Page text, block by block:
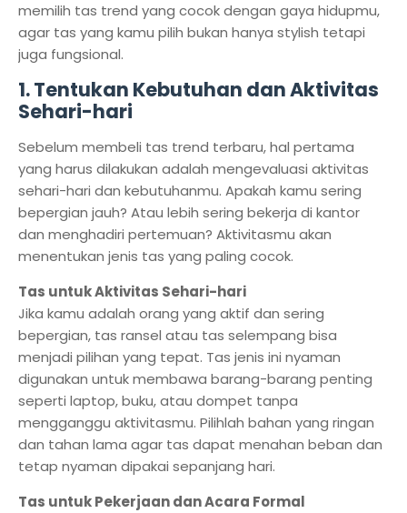
memilih tas trend yang cocok dengan gaya hidupmu,
agar tas yang kamu pilih bukan hanya stylish tetapi
juga fungsional.
1. Tentukan Kebutuhan dan Aktivitas
Sehari-hari
Sebelum membeli tas trend terbaru, hal pertama
yang harus dilakukan adalah mengevaluasi aktivitas
sehari-hari dan kebutuhanmu. Apakah kamu sering
bepergian jauh? Atau lebih sering bekerja di kantor
dan menghadiri pertemuan? Aktivitasmu akan
menentukan jenis tas yang paling cocok.
Tas untuk Aktivitas Sehari-hari
Jika kamu adalah orang yang aktif dan sering
bepergian, tas ransel atau tas selempang bisa
menjadi pilihan yang tepat. Tas jenis ini nyaman
digunakan untuk membawa barang-barang penting
seperti laptop, buku, atau dompet tanpa
mengganggu aktivitasmu. Pilihlah bahan yang ringan
dan tahan lama agar tas dapat menahan beban dan
tetap nyaman dipakai sepanjang hari.
Tas untuk Pekerjaan dan Acara Formal